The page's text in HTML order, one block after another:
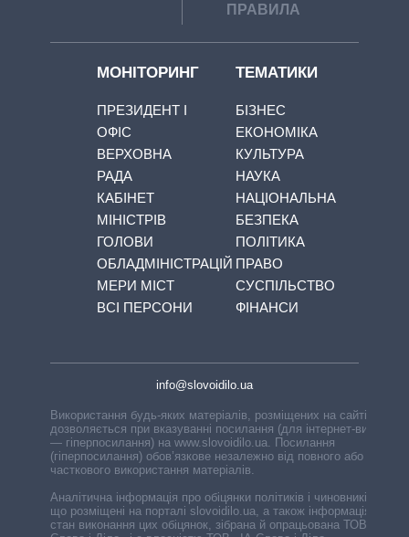
ПРАВИЛА
МОНІТОРИНГ
ПРЕЗИДЕНТ І
ОФІС
ВЕРХОВНА
РАДА
КАБІНЕТ
МІНІСТРІВ
ГОЛОВИ
ОБЛАДМІНІСТРАЦІЙ
МЕРИ МІСТ
ВСІ ПЕРСОНИ
ТЕМАТИКИ
БІЗНЕС
ЕКОНОМІКА
КУЛЬТУРА
НАУКА
НАЦІОНАЛЬНА
БЕЗПЕКА
ПОЛІТИКА
ПРАВО
СУСПІЛЬСТВО
ФІНАНСИ
info@slovoidilo.ua
Використання будь-яких матеріалів, розміщених на сайті,
дозволяється при вказуванні посилання (для інтернет-видань
— гіперпосилання) на www.slovoidilo.ua. Посилання
(гіперпосилання) обов’язкове незалежно від повного або
часткового використання матеріалів.
Аналітична інформація про обіцянки політиків і чиновників,
що розміщені на порталі slovoidilo.ua, а також інформація про
стан виконання цих обіцянок, зібрана й опрацьована ТОВ «ІА